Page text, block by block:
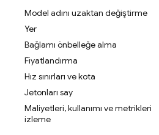
Model adını uzaktan değiştirme
Yer
Bağlamı önbelleğe alma
Fiyatlandırma
Hız sınırları ve kota
Jetonları say
Maliyetleri,kullanımı ve metrikleri
izleme